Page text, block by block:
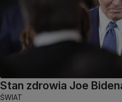
Stan zdrowia Joe
ŚWIAT